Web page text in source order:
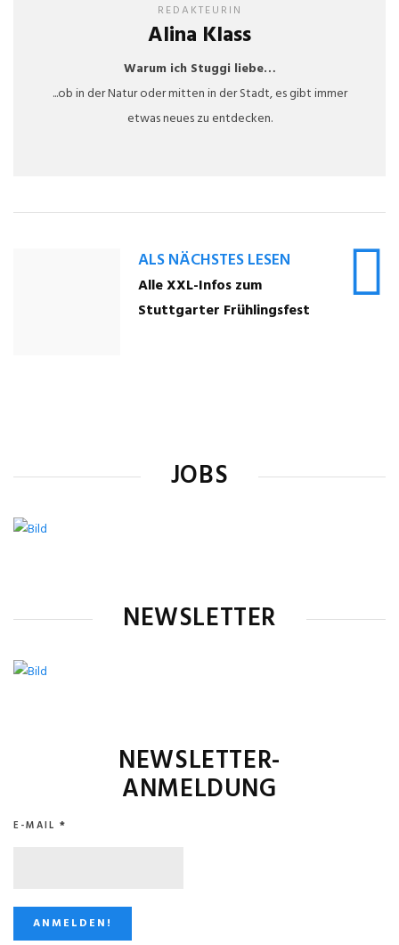
REDAKTEURIN
Alina Klass
Warum ich Stuggi liebe…
...ob in der Natur oder mitten in der Stadt, es gibt immer
etwas neues zu entdecken.
ALS NÄCHSTES LESEN
Alle XXL-Infos zum
Stuttgarter Frühlingsfest
JOBS
NEWSLETTER
NEWSLETTER-
ANMELDUNG
E-MAIL *